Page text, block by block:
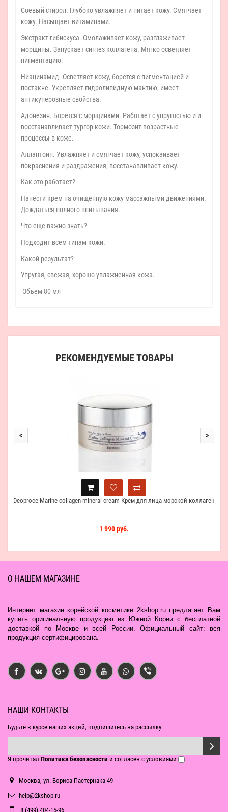
Соевый стирол. Глубоко увлажняет и питает кожу. Смягчает
кожу. Насыщает витаминами.
Экстракт гибискуса. Омолаживает кожу, разглаживает
морщины. Запускает синтез коллагена. Мягко осветляет
пигментацию.
Ниацинамид. Осветляет кожу, борется с пигментацией и
постакне. Укрепляет гидролипидную мантию, имеет
антикуперозные свойства.
Адонезин. Борется с морщинами. Работает с упругостью и и
восстанавливает тургор кожи. Тормозит возрастные
процессы в коже.
Аллантоин. Увлажняет и смягчает кожу, успокаивает
покраснения и раздражения, восстанавливает кожу.
Как это работает?
Нанести крем на очищенную кожу массажными движениями.
Дождаться полного впитывания.
Что еще важно знать?
Подходит всем типам кожи.
Какой результат?
Упругая, свежая, хорошо увлажненная кожа.
Объем 80 мл
РЕКОМЕНДУЕМЫЕ ТОВАРЫ
Deoproce Marine collagen mineral cream Крем для лица морской коллаген
1 990 руб.
< >
О НАШЕМ МАГАЗИНЕ
Интернет магазин корейской косметики 2kshop.ru предлагает Вам
купить оригинальную продукцию из Южной Кореи с бесплатной
доставкой по Москве и всей России. Официальный сайт: вся
продукция сертифицирована.
НАШИ КОНТАКТЫ
Будьте в курсе наших акций, подпишитесь на рассылку:
Я прочитал Политика безопасности и согласен с условиями
Москва, ул. Бориса Пастернака 49
help@2kshop.ru
8 (499) 404-15-96